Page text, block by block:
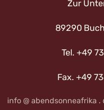
Zur
89290
Tel. +49
Fax. +49
info @ abendsonneafrika .